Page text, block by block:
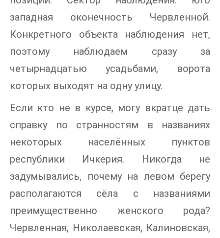
западная оконечность Червленной.
Конкретного объекта наблюдения нет,
поэтому наблюдаем сразу за
четырнадцатью усадьбами, ворота
которых выходят на одну улицу.
Если кто не в курсе, могу вкратце дать
справку по странностям в названиях
некоторых населённых пунктов
республики Ичкерия. Никогда не
задумывались, почему на левом берегу
располагаются сёла с названиями
преимущественно женского рода?
Червленная, Николаевская, Калиновская,